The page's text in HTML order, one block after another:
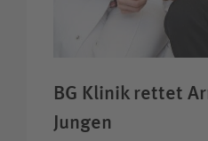
BG Klinik rettet
Jungen